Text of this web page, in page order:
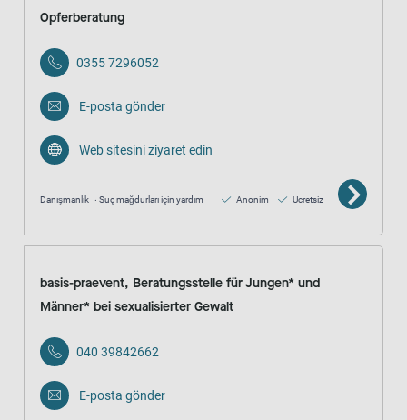
Opferberatung
0355 7296052
E-posta gönder
Web sitesini ziyaret edin
Danışmanlık Suç mağdurları için yardım Anonim Ücretsiz
basis-praevent, Beratungsstelle für Jungen* und
Männer* bei sexualisierter Gewalt
040 39842662
E-posta gönder